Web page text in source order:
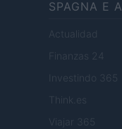
SPAGNA E
Actualidad
Finanzas 24
Investindo 365
Think.es
Viajar 365